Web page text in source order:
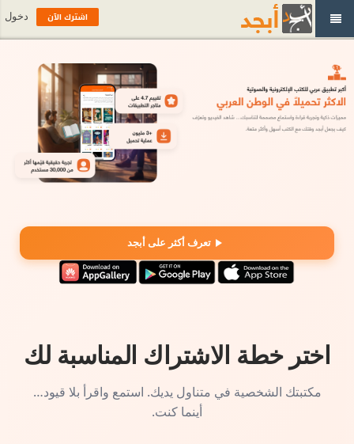
تعرف أكثر على أبجد
اختر خطة الاشتراك المناسبة لك
مكتبتك الشخصية في متناول يديك. استمع واقرأ بلا قيود…
أينما كنت.
اشترك الآن دخول